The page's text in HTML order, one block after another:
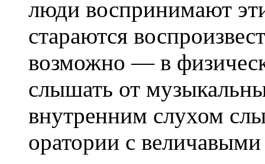
люди воспринимают
стараются
возможно — в
слышать от
внутренним слухом
оратории с